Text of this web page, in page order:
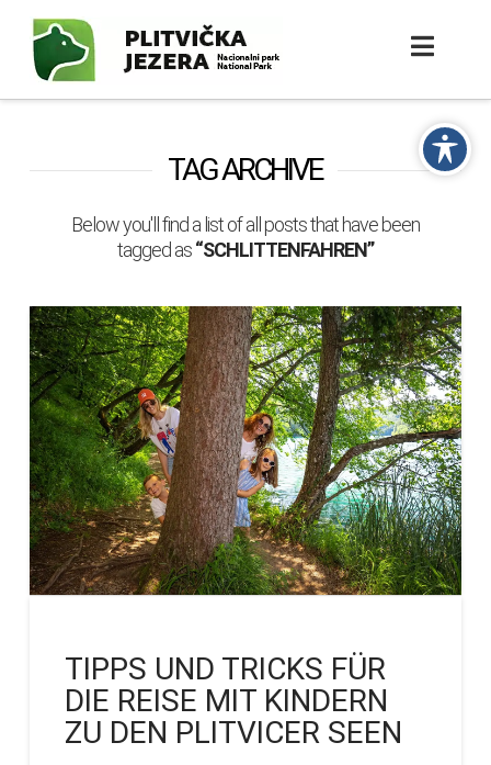
TAG ARCHIVE
Below you'll find a list of all posts that have been
tagged as“SCHLITTENFAHREN”
TIPPS UND TRICKS FÜR
DIE REISE MIT KINDERN
ZU DEN PLITVICER SEEN